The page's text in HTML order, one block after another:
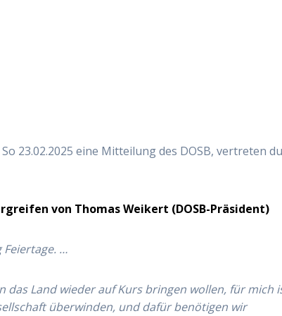
23.02.2025 eine Mitteilung des DOSB, vertreten
von Thomas Weikert (DOSB-Präsident)
Feiertage. …
Land wieder auf Kurs bringen wollen, für mich
überwinden, und dafür benötigen wir